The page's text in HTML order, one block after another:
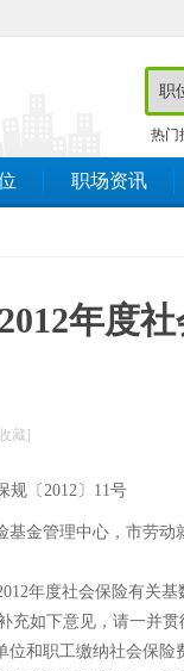
热门
职场资讯
年度
藏]
规〔2012〕11号
金管理中心，市劳动
年度社会保险有关基
充如下意见，请一并贯
位和职工缴纳社会保